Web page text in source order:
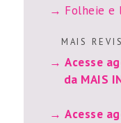
Folheie e
M A I S R E V I S
Acesse
da MAIS
Acesse